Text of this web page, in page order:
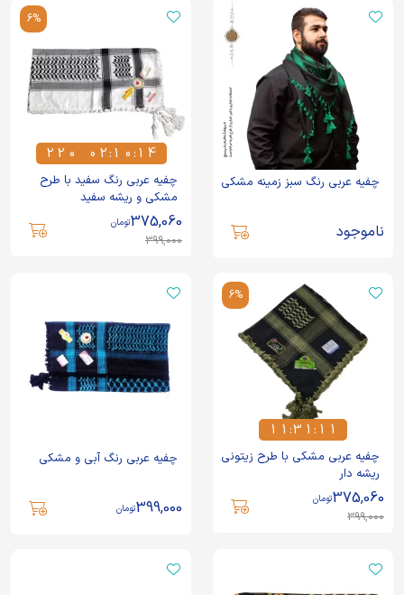
چفیه عربی رنگ سبز زمینه مشکی
ناموجود
6%
2
2
2
2
0
0
0
0
2
2
:1
1
0
0
:1
1
4
4
چفیه عربی رنگ سفید با طرح
مشکی و ریشه سفید
399,000
375,060تومان
6%
1
1
1
1
:3
3
1
1
: 1
1
1
1
چفیه عربی مشکی با طرح زیتونی
ریشه دار
399,000
375,060تومان
چفیه عربی رنگ آبی و مشکی
399,000تومان